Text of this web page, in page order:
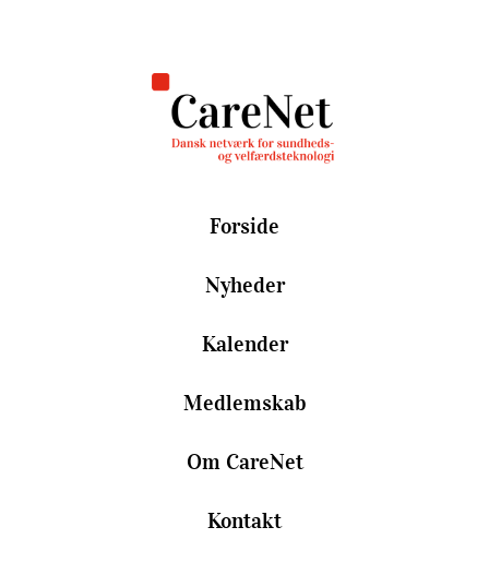
Forside
Nyheder
Kalender
Medlemskab
Om CareNet
Kontakt